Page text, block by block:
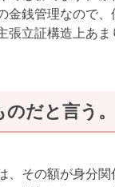
金銭管理なので
張立証構造上あま
だと言う。
、その額が身分